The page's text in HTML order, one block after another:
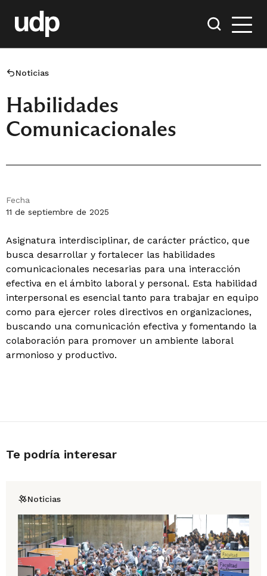
Noticias
Habilidades
Comunicacionales
Fecha
11 de septiembre de 2025
Asignatura interdisciplinar, de carácter práctico, que
busca desarrollar y fortalecer las habilidades
comunicacionales necesarias para una interacción
efectiva en el ámbito laboral y personal. Esta habilidad
interpersonal es esencial tanto para trabajar en equipo
como para ejercer roles directivos en organizaciones,
buscando una comunicación efectiva y fomentando la
colaboración para promover un ambiente laboral
armonioso y productivo.
Te podría interesar
Noticias